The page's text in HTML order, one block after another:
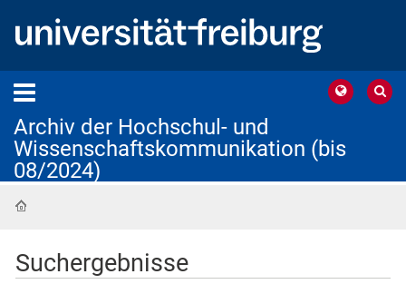
Archiv der Hochschul- und
Wissenschaftskommunikation (bis
08/2024)
Suchergebnisse